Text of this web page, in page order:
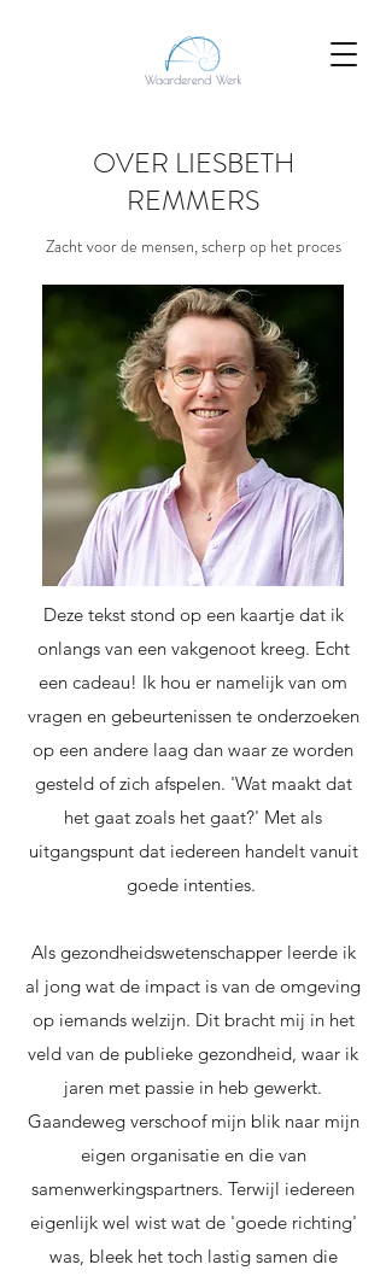
OVER LIESBETH
REMMERS
Zacht voor de mensen, scherp op het proces
Deze tekst stond op een kaartje dat ik
onlangs van een vakgenoot kreeg. Echt
een cadeau! ​Ik hou er namelijk van om
vragen en gebeurtenissen te onderzoeken
op een andere laag dan waar ze worden
gesteld of zich afspelen. 'Wat maakt dat
het gaat zoals het gaat?' Met als
uitgangspunt dat iedereen handelt vanuit
goede intenties. ​
Als gezondheidswetenschapper leerde ik
al jong wat de impact is van de omgeving
op iemands welzijn. Dit bracht mij in het
veld van de publieke gezondheid, waar ik
jaren met passie in heb gewerkt.
Gaandeweg verschoof mijn blik naar mijn
eigen organisatie en die van
samenwerkingspartners. Terwijl iedereen
eigenlijk wel wist wat de 'goede richting'
was, bleek het toch lastig samen die